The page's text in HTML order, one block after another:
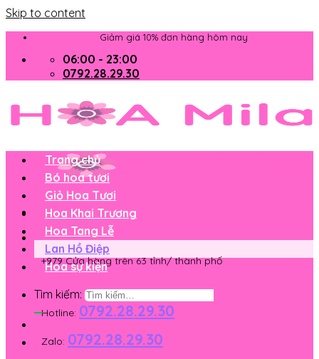
Skip to content
Giảm giá 10% đơn hàng hôm nay
06:00 - 23:00
0792.28.29.30
+979 Cửa hàng trên 63 tỉnh/ thành phố
Hotline: 0792.28.29.30
Zalo: 0792.28.29.30
Trang chủ
Bó hoa tươi
Giỏ Hoa Tươi
Hoa Khai Trương
Hoa Tang Lễ
Lan Hồ Điệp
Hoa sự kiện
Tìm kiếm: